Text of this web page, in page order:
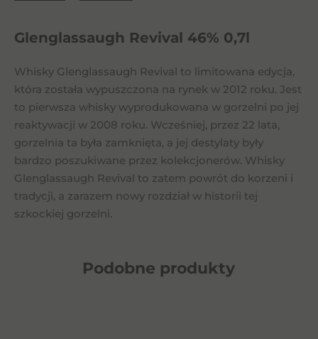
Glenglassaugh Revival 46% 0,7l
Whisky Glenglassaugh Revival to limitowana edycja,
która została wypuszczona na rynek w 2012 roku. Jest
to pierwsza whisky wyprodukowana w gorzelni po jej
reaktywacji w 2008 roku. Wcześniej, przez 22 lata,
gorzelnia ta była zamknięta, a jej destylaty były
bardzo poszukiwane przez kolekcjonerów. Whisky
Glenglassaugh Revival to zatem powrót do korzeni i
tradycji, a zarazem nowy rozdział w historii tej
szkockiej gorzelni.
Podobne produkty